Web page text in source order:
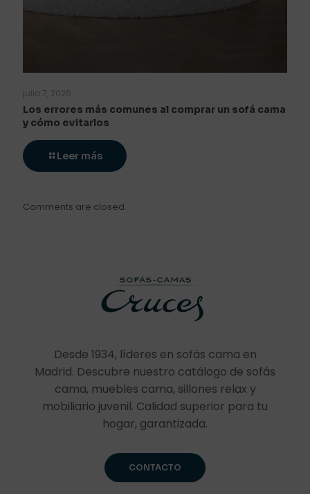
julio 7, 2026
Los errores más comunes al comprar un sofá cama
y cómo evitarlos
Leer más
Comments are closed.
Desde 1934, líderes en sofás cama en
Madrid. Descubre nuestro catálogo de sofás
cama, muebles cama, sillones relax y
mobiliario juvenil. Calidad superior para tu
hogar, garantizada.
CONTACTO